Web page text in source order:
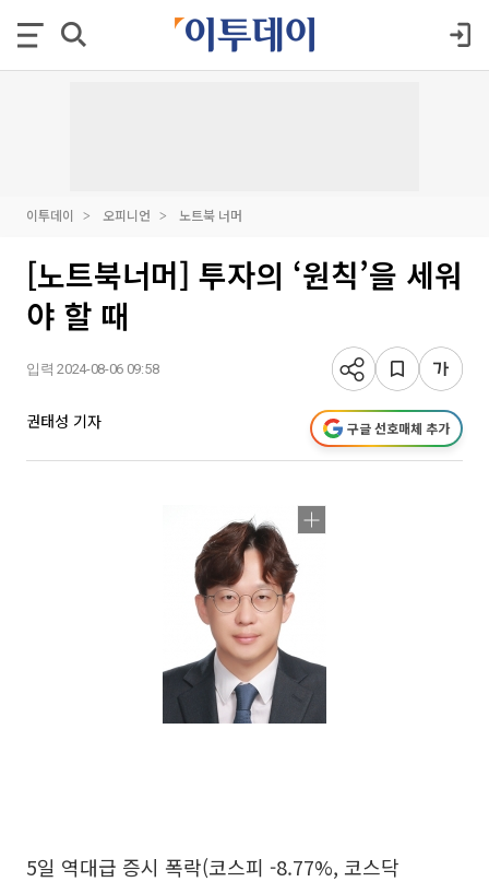
이투데이 오피니언 노트북 너머
[노트북너머] 투자의 ‘원칙’을 세워
야 할 때
입력 2024-08-06 09:58
권태성 기자 구글 선호매체 추가
5일 역대급 증시 폭락(코스피 -8.77%, 코스닥